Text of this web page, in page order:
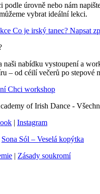
podle úrovně nebo nám
vybrat ideální lekci.
Co je irský tanec? Napsat
naši nabídku vystoupení a
– od céilí večerů po stepové
Chci workshop
of Irish Dance -
| Instagram
Sona Sól – Veselá kopýtka
| Zásady soukromí